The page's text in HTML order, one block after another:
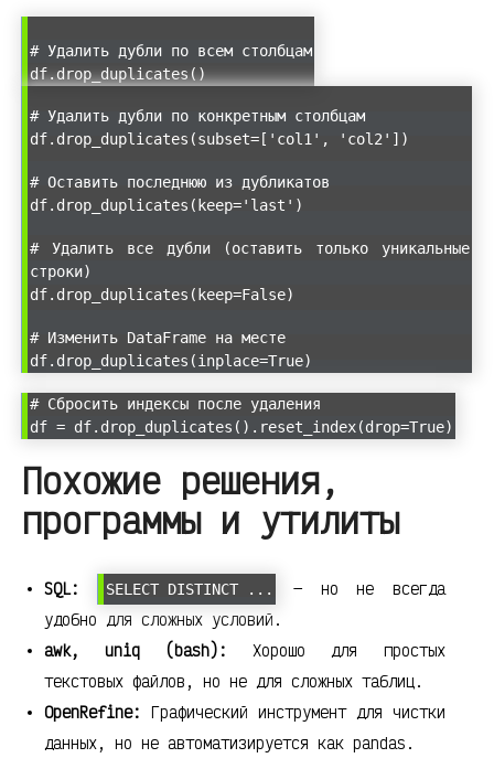
# Удалить дубли по всем столбцам
df.drop_duplicates()
# Удалить дубли по конкретным столбцам
df.drop_duplicates(subset=['col1', 'col2'])
# Оставить последнюю из дубликатов
df.drop_duplicates(keep='last')
# Удалить все дубли (оставить только уникальные
строки)
df.drop_duplicates(keep=False)
# Изменить DataFrame на месте
df.drop_duplicates(inplace=True)
# Сбросить индексы после удаления
df = df.drop_duplicates().reset_index(drop=True)
Похожие решения,
программы и утилиты
SQL: SELECT DISTINCT ...
— но не всегда
удобно для сложных условий.
awk, uniq (bash):
Хорошо для простых
текстовых файлов, но не для сложных таблиц.
OpenRefine: Графический инструмент для чистки
данных, но не автоматизируется как pandas.